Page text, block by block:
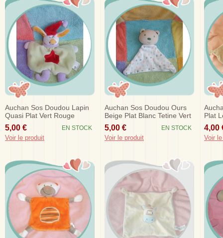
Auchan Sos Doudou Lapin
Quasi Plat Vert Rouge
5,00 € EN STOCK
Voir le produit
Auchan Sos Doudou Ours
Beige Plat Blanc Tetine Vert
5,00 € EN STOCK
Voir le produit
Plat
Sos
4,00
Voir